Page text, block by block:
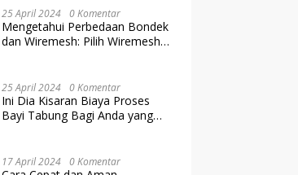
25 April 2024 0 Komentar
Mengetahui Perbedaan Bondek
dan Wiremesh: Pilih Wiremesh
25 April 2024 0 Komentar
Ini Dia Kisaran Biaya Proses
Bayi Tabung Bagi Anda yang
17 April 2024 0 Komentar